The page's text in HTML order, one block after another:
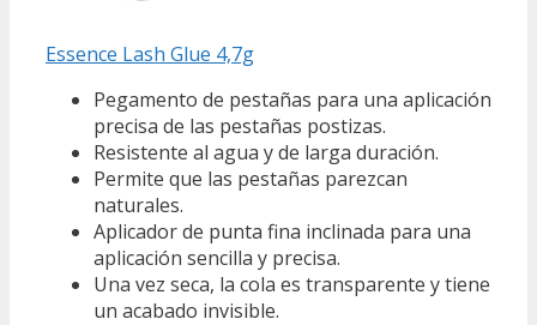
Essence Lash Glue 4,7g
Pegamento de pestañas para una aplicación
precisa de las pestañas postizas.
Resistente al agua y de larga duración.
Permite que las pestañas parezcan
naturales.
Aplicador de punta fina inclinada para una
aplicación sencilla y precisa.
Una vez seca, la cola es transparente y tiene
un acabado invisible.